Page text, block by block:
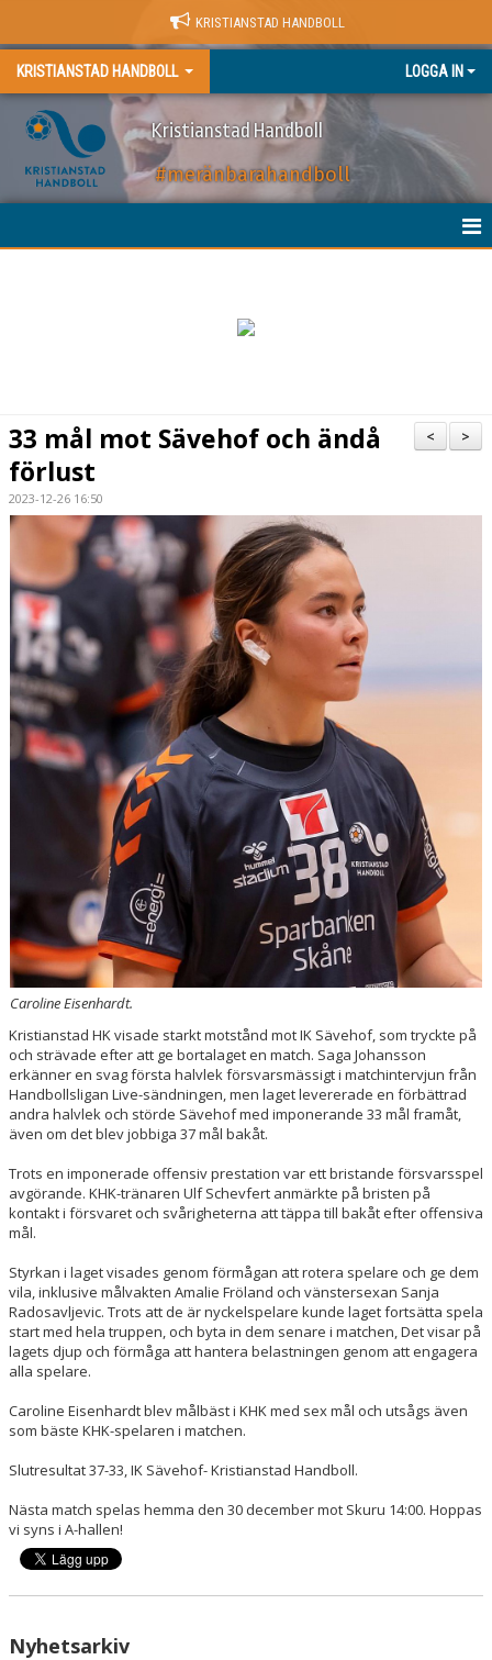
KRISTIANSTAD HANDBOLL
KRISTIANSTAD HANDBOLL LOGGA IN
Kristianstad Handboll
#meränbarahandboll
KALENDER
HANDBOLLSSKOLA
PARTNERSKAP
FÖRENINGEN
OM OSS
KONTAKT
>
<
33 mål mot Sävehof och ändå
förlust
2023-12-26 16:50
Caroline Eisenhardt.
Kristianstad HK visade starkt motstånd mot IK Sävehof, som tryckte på
och strävade efter att ge bortalaget en match. Saga Johansson
erkänner en svag första halvlek försvarsmässigt i matchintervjun från
Handbollsligan Live-sändningen, men laget levererade en förbättrad
andra halvlek och störde Sävehof med imponerande 33 mål framåt,
även om det blev jobbiga 37 mål bakåt.
Trots en imponerade offensiv prestation var ett bristande försvarsspel
avgörande. KHK-tränaren Ulf Schevfert anmärkte på bristen på
kontakt i försvaret och svårigheterna att täppa till bakåt efter offensiva
mål.
Styrkan i laget visades genom förmågan att rotera spelare och ge dem
vila, inklusive målvakten Amalie Fröland och vänstersexan Sanja
Radosavljevic. Trots att de är nyckelspelare kunde laget fortsätta spela
start med hela truppen, och byta in dem senare i matchen, Det visar på
lagets djup och förmåga att hantera belastningen genom att engagera
alla spelare.
Caroline Eisenhardt blev målbäst i KHK med sex mål och utsågs även
som bäste KHK-spelaren i matchen.
Slutresultat 37-33, IK Sävehof- Kristianstad Handboll.
Nästa match spelas hemma den 30 december mot Skuru 14:00. Hoppas
vi syns i A-hallen!
Nyhetsarkiv